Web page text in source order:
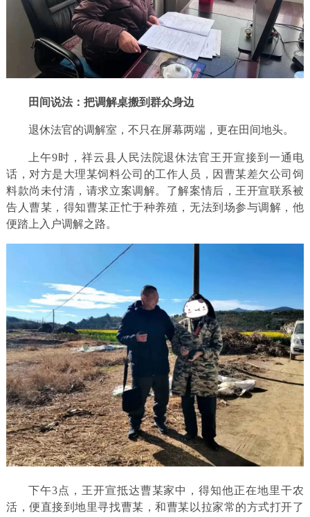
田间说法：把调解桌搬到群众身边
退休法官的调解室，不只在屏幕两端，更在田间地头。
上午9时，祥云县人民法院退休法官王开宣接到一通电
话，对方是大理某饲料公司的工作人员，因曹某差欠公司饲
料款尚未付清，请求立案调解。了解案情后，王开宣联系被
告人曹某，得知曹某正忙于种养殖，无法到场参与调解，他
便踏上入户调解之路。
下午3点，王开宣抵达曹某家中，得知他正在地里干农
活，便直接到地里寻找曹某，和曹某以拉家常的方式打开了